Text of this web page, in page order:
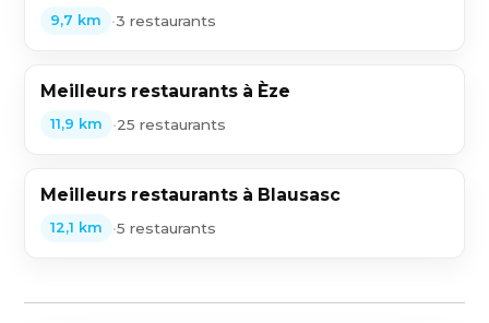
9,7 km •3 restaurants
Meilleurs restaurants à Èze
11,9 km •25 restaurants
Meilleurs restaurants à Blausasc
12,1 km •5 restaurants